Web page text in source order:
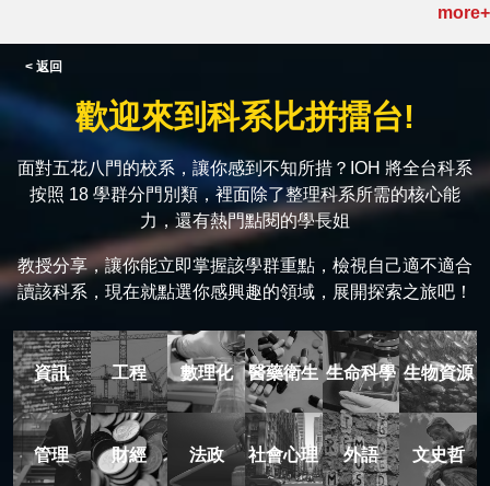
more+
< 返回
歡迎來到科系比拼擂台!
面對五花八門的校系，讓你感到不知所措？IOH 將全台科系
按照 18 學群分門別類，裡面除了整理科系所需的核心能
力，還有熱門點閱的學長姐
教授分享，讓你能立即掌握該學群重點，檢視自己適不適合
讀該科系，現在就點選你感興趣的領域，展開探索之旅吧！
資訊 工程 數理化 醫藥衛生 生命科學 生物資源
管理 財經 法政 社會心理 外語 文史哲